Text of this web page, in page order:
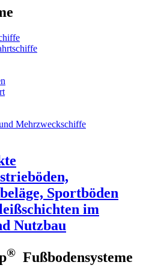
Mehrzweckschiffe
Sportböden
im
Nutzbau
® Fußbodensysteme